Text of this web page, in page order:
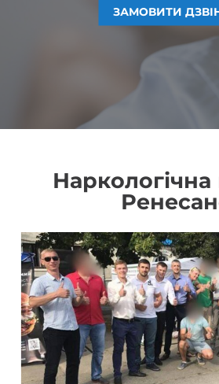
ЗАМОВИТИ
ЗАМОВИТИ
ЗАМОВИТИ
ЗАМОВИТИ
Наркологічна